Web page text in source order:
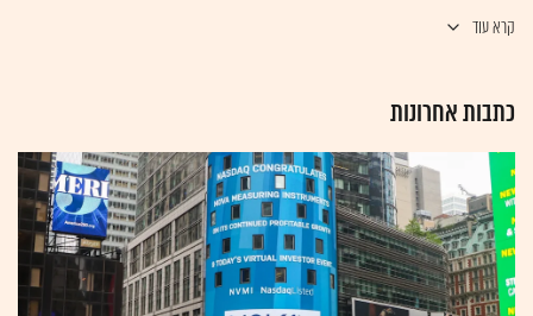
ביזפורטל מקבוצת קו מנחה.
היתר בפרס ביקורת התקשורת הכלכלית ע"ש אברמוביץ מטעם האגודה
קרא עוד
כתבות אחרונות